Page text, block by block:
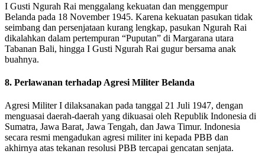
I Gusti Ngurah Rai menggalang kekuatan dan menggempur
Belanda pada 18 November 1945. Karena kekuatan pasukan tidak
seimbang dan persenjataan kurang lengkap, pasukan Ngurah Rai
dikalahkan dalam pertempuran “Puputan” di Margarana utara
Tabanan Bali, hingga I Gusti Ngurah Rai gugur bersama anak
buahnya.
8. Perlawanan terhadap Agresi Militer Belanda
Agresi Militer I dilaksanakan pada tanggal 21 Juli 1947, dengan
menguasai daerah-daerah yang dikuasai oleh Republik Indonesia di
Sumatra, Jawa Barat, Jawa Tengah, dan Jawa Timur. Indonesia
secara resmi mengadukan agresi militer ini kepada PBB dan
akhirnya atas tekanan resolusi PBB tercapai gencatan senjata.